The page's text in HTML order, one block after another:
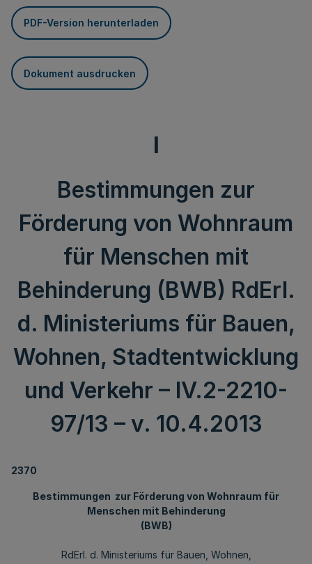
PDF-Version herunterladen
Dokument ausdrucken
I
Bestimmungen zur
Förderung von Wohnraum
für Menschen mit
Behinderung (BWB) RdErl.
d. Ministeriums für Bauen,
Wohnen, Stadtentwicklung
und Verkehr – IV.2-2210-
97/13 – v. 10.4.2013
2370
Bestimmungen zur Förderung von Wohnraum für
Menschen mit Behinderung
(BWB)
RdErl. d. Ministeriums für Bauen, Wohnen,